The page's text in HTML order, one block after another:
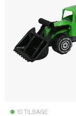
10 TILBAGE